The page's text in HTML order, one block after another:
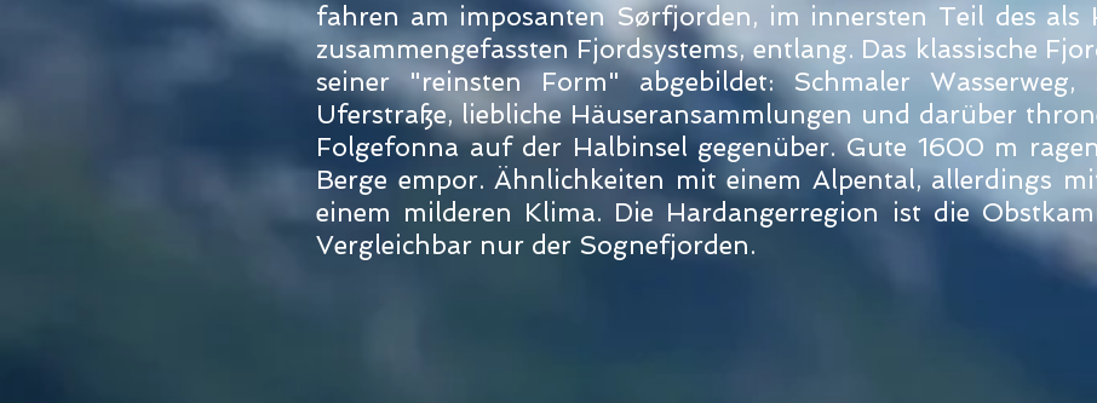
fahren am imposanten Sørfjorden, im innersten Teil des als
zusammengefassten Fjordsystems, entlang. Das klassische
seiner "reinsten Form" abgebildet: Schmaler Wasserweg,
Uferstraße, liebliche Häuseransammlungen und darüber
Folgefonna auf der Halbinsel gegenüber. Gute 1600 m
Berge empor. Ähnlichkeiten mit einem Alpental, allerdings
einem milderen Klima. Die Hardangerregion ist die
Vergleichbar nur der Sognefjorden.